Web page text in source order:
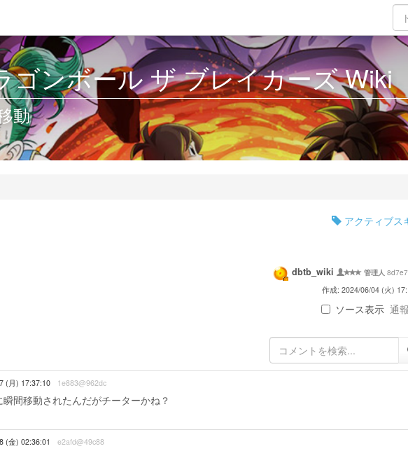
ゴンボール ザ ブレイカーズ Wiki
動
アクティブス
dbtb_wiki 管理人
作成: 2024/06/04 (火)
ソース表示 通
(月) 17:37:10 1e883@962dc
間移動されたんだがチーターかね？
(金) 02:36:01 e2afd@49c88